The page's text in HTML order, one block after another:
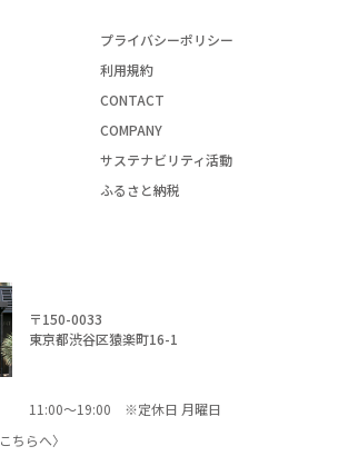
プライバシーポリシー
利用規約
CONTACT
COMPANY
サステナビリティ活動
ふるさと納税
〒150-0033
東京都渋谷区猿楽町16-1
11:00～19:00 ※定休日 月曜日
こちらへ〉